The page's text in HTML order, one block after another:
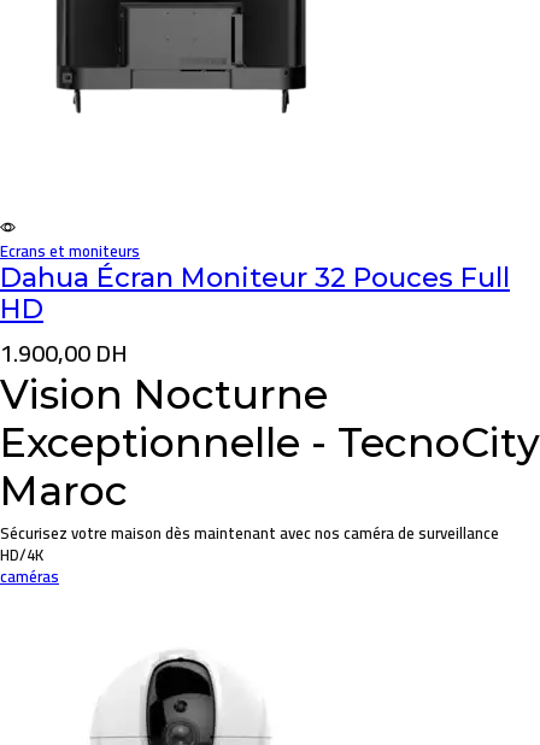
Ecrans et moniteurs
Dahua Écran Moniteur 32 Pouces Full
HD
1.900,00DH
Vision Nocturne
Exceptionnelle - TecnoCity
Maroc
Sécurisez votre maison dès maintenant avec nos caméra de surveillance
HD/4K
caméras